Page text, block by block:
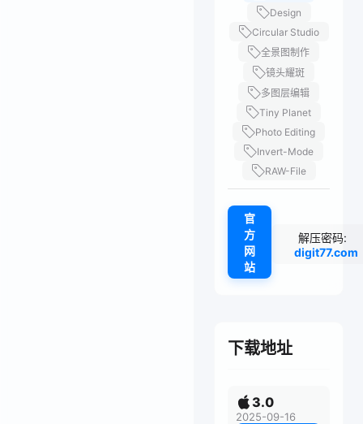
Design
Circular Studio
全景图制作
镜头耀斑
多图层编辑
Tiny Planet
Photo Editing
Invert-Mode
RAW-File
官
方
网
站
解压密码:
digit77.com
下载地址
3.0
2025-09-16